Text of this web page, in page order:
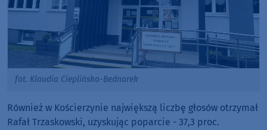
fot. Klaudia Cieplińska-Bednarek
Również w Kościerzynie największą liczbę głosów otrzymał
Rafał Trzaskowski, uzyskując poparcie - 37,3 proc.